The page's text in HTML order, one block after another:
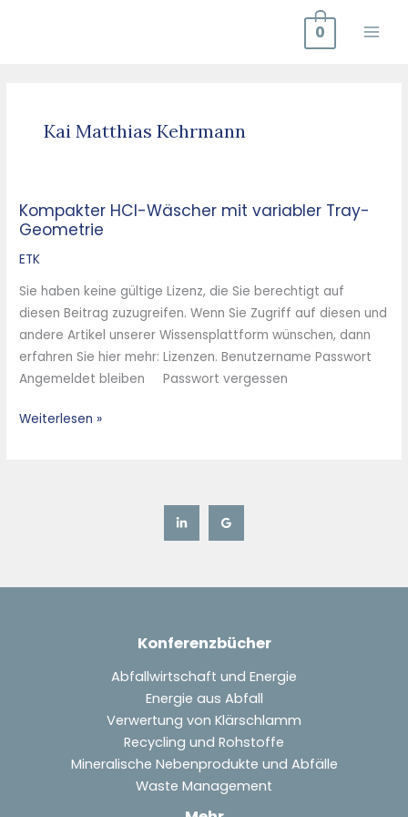
0
Kai Matthias Kehrmann
Kompakter HCl-Wäscher mit variabler Tray-
Geometrie
ETK
Sie haben keine gültige Lizenz, die Sie berechtigt auf
diesen Beitrag zuzugreifen. Wenn Sie Zugriff auf diesen und
andere Artikel unserer Wissensplattform wünschen, dann
erfahren Sie hier mehr: Lizenzen. Benutzername Passwort
Angemeldet bleiben Passwort vergessen
Kompakter
HCl-
Wäscher
variabler
Tray-
Geometrie
Weiterlesen »
Konferenzbücher
Abfallwirtschaft und Energie
Energie aus Abfall
Verwertung von Klärschlamm
Recycling und Rohstoffe
Mineralische Nebenprodukte und Abfälle
Waste Management